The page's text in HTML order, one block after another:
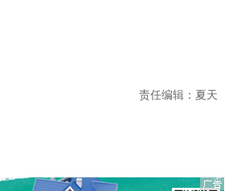
责任编辑：夏天